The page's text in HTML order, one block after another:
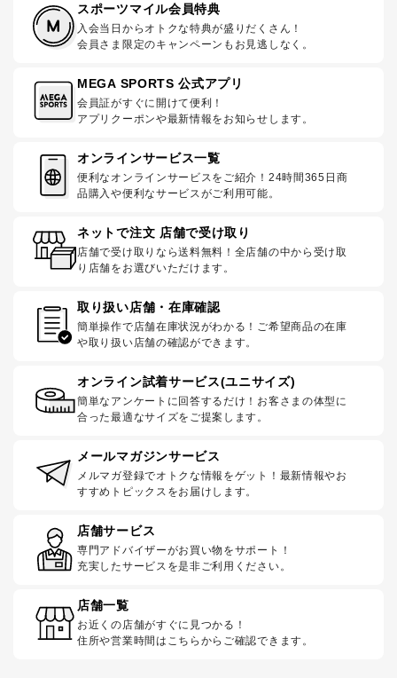
スポーツマイル会員特典
入会当日からオトクな特典が盛りだくさん！
会員さま限定のキャンペーンもお見逃しなく。
MEGA SPORTS 公式アプリ
会員証がすぐに開けて便利！
アプリクーポンや最新情報をお知らせします。
オンラインサービス一覧
便利なオンラインサービスをご紹介！24時間365日商
品購入や便利なサービスがご利用可能。
ネットで注文 店舗で受け取り
店舗で受け取りなら送料無料！全店舗の中から受け取
り店舗をお選びいただけます。
取り扱い店舗・在庫確認
簡単操作で店舗在庫状況がわかる！ご希望商品の在庫
や取り扱い店舗の確認ができます。
オンライン試着サービス(ユニサイズ)
簡単なアンケートに回答するだけ！お客さまの体型に
合った最適なサイズをご提案します。
メールマガジンサービス
メルマガ登録でオトクな情報をゲット！最新情報やお
すすめトピックスをお届けします。
店舗サービス
専門アドバイザーがお買い物をサポート！
充実したサービスを是非ご利用ください。
店舗一覧
お近くの店舗がすぐに見つかる！
住所や営業時間はこちらからご確認できます。